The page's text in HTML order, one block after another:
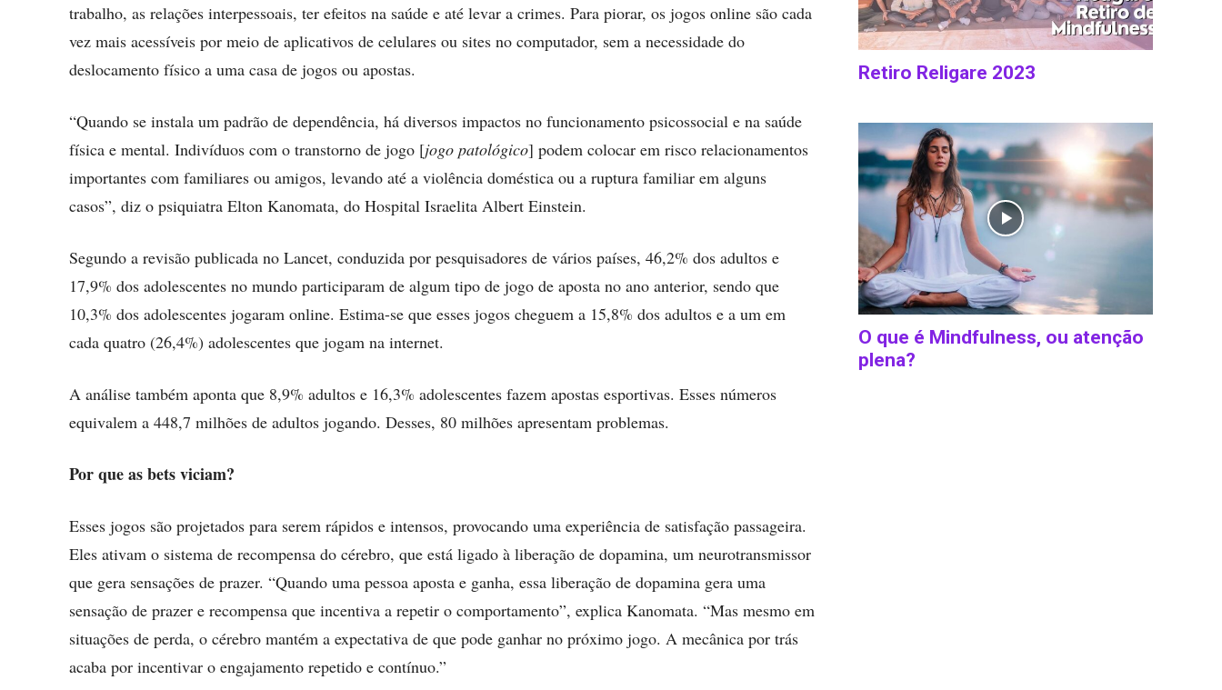
trabalho, as relações interpessoais, ter efeitos na saúde e até levar a crimes. Para piorar, os jogos online são cada
vez mais acessíveis por meio de aplicativos de celulares ou sites no computador, sem a necessidade do
deslocamento físico a uma casa de jogos ou apostas.
“Quando se instala um padrão de dependência, há diversos impactos no funcionamento psicossocial e na saúde
física e mental. Indivíduos com o transtorno de jogo [jogo patológico] podem colocar em risco relacionamentos
importantes com familiares ou amigos, levando até a violência doméstica ou a ruptura familiar em alguns
casos”, diz o psiquiatra Elton Kanomata, do Hospital Israelita Albert Einstein.
Segundo a revisão publicada no Lancet, conduzida por pesquisadores de vários países, 46,2% dos adultos e
17,9% dos adolescentes no mundo participaram de algum tipo de jogo de aposta no ano anterior, sendo que
10,3% dos adolescentes jogaram online. Estima-se que esses jogos cheguem a 15,8% dos adultos e a um em
cada quatro (26,4%) adolescentes que jogam na internet.
A análise também aponta que 8,9% adultos e 16,3% adolescentes fazem apostas esportivas. Esses números
equivalem a 448,7 milhões de adultos jogando. Desses, 80 milhões apresentam problemas.
Por que as bets viciam?
Esses jogos são projetados para serem rápidos e intensos, provocando uma experiência de satisfação passageira.
Eles ativam o sistema de recompensa do cérebro, que está ligado à liberação de dopamina, um neurotransmissor
que gera sensações de prazer. “Quando uma pessoa aposta e ganha, essa liberação de dopamina gera uma
sensação de prazer e recompensa que incentiva a repetir o comportamento”, explica Kanomata. “Mas mesmo em
situações de perda, o cérebro mantém a expectativa de que pode ganhar no próximo jogo. A mecânica por trás
acaba por incentivar o engajamento repetido e contínuo.”
Retiro Religare 2023
O que é Mindfulness, ou atenção
plena?